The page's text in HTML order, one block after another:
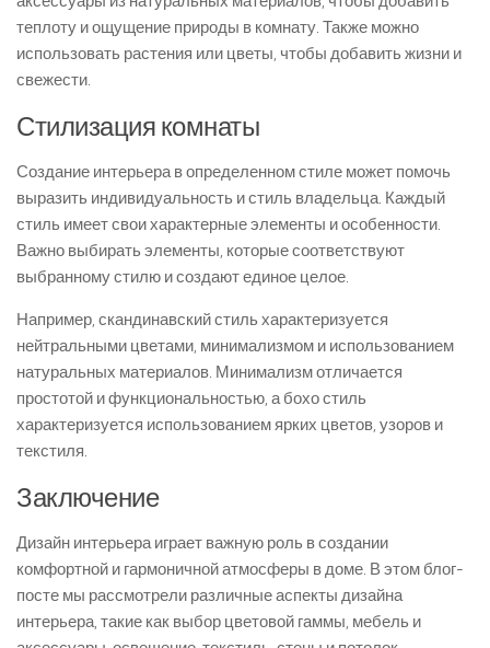
теплоту и ощущение природы в комнату. Также можно
использовать растения или цветы, чтобы добавить жизни и
свежести.
Стилизация комнаты
Создание интерьера в определенном стиле может помочь
выразить индивидуальность и стиль владельца. Каждый
стиль имеет свои характерные элементы и особенности.
Важно выбирать элементы, которые соответствуют
выбранному стилю и создают единое целое.
Например, скандинавский стиль характеризуется
нейтральными цветами, минимализмом и использованием
натуральных материалов. Минимализм отличается
простотой и функциональностью, а бохо стиль
характеризуется использованием ярких цветов, узоров и
текстиля.
Заключение
Дизайн интерьера играет важную роль в создании
комфортной и гармоничной атмосферы в доме. В этом блог-
посте мы рассмотрели различные аспекты дизайна
интерьера, такие как выбор цветовой гаммы, мебель и